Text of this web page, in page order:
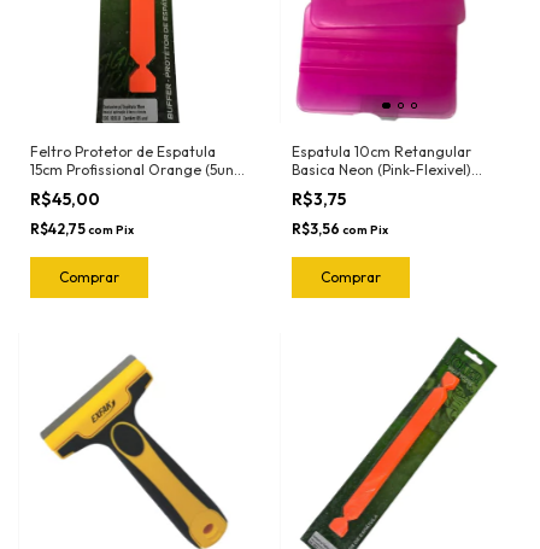
Feltro Protetor de Espatula
15cm Profissional Orange (5und)
1022.O Joker
R$45,00
R$42,75com Pix
Espatula 10cm Retangular
Basica Neon (Pink-Flexivel)
3030RN Ronek
R$3,75
R$3,56 com Pix